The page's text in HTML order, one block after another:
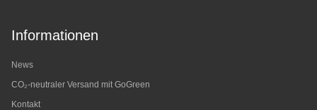
Informationen
News
CO₂-neutraler Versand mit GoGreen
Kontakt